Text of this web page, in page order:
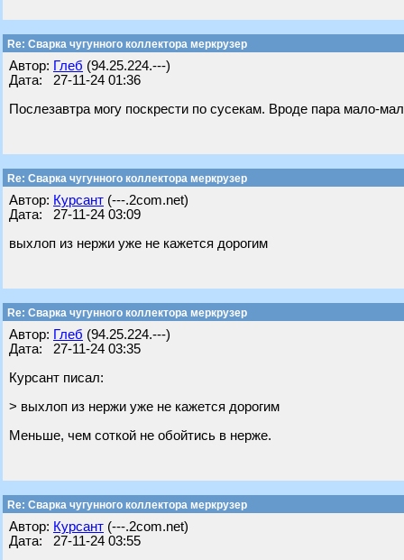
Re: Сварка чугунного коллектора меркрузер
Автор: Глеб (94.25.224.---)
Дата: 27-11-24 01:36
Послезавтра могу поскрести по сусекам. Вроде пара мало-
Re: Сварка чугунного коллектора меркрузер
Автор: Курсант (---.2com.net)
Дата: 27-11-24 03:09
выхлоп из нержи уже не кажется дорогим
Re: Сварка чугунного коллектора меркрузер
Автор: Глеб (94.25.224.---)
Дата: 27-11-24 03:35
Курсант писал:
> выхлоп из нержи уже не кажется дорогим
Меньше, чем соткой не обойтись в нерже.
Re: Сварка чугунного коллектора меркрузер
Автор: Курсант (---.2com.net)
Дата: 27-11-24 03:55